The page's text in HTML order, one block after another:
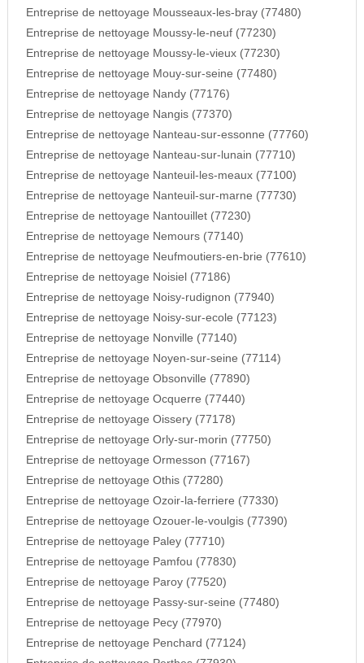
Entreprise de nettoyage Mousseaux-les-bray (77480)
Entreprise de nettoyage Moussy-le-neuf (77230)
Entreprise de nettoyage Moussy-le-vieux (77230)
Entreprise de nettoyage Mouy-sur-seine (77480)
Entreprise de nettoyage Nandy (77176)
Entreprise de nettoyage Nangis (77370)
Entreprise de nettoyage Nanteau-sur-essonne (77760)
Entreprise de nettoyage Nanteau-sur-lunain (77710)
Entreprise de nettoyage Nanteuil-les-meaux (77100)
Entreprise de nettoyage Nanteuil-sur-marne (77730)
Entreprise de nettoyage Nantouillet (77230)
Entreprise de nettoyage Nemours (77140)
Entreprise de nettoyage Neufmoutiers-en-brie (77610)
Entreprise de nettoyage Noisiel (77186)
Entreprise de nettoyage Noisy-rudignon (77940)
Entreprise de nettoyage Noisy-sur-ecole (77123)
Entreprise de nettoyage Nonville (77140)
Entreprise de nettoyage Noyen-sur-seine (77114)
Entreprise de nettoyage Obsonville (77890)
Entreprise de nettoyage Ocquerre (77440)
Entreprise de nettoyage Oissery (77178)
Entreprise de nettoyage Orly-sur-morin (77750)
Entreprise de nettoyage Ormesson (77167)
Entreprise de nettoyage Othis (77280)
Entreprise de nettoyage Ozoir-la-ferriere (77330)
Entreprise de nettoyage Ozouer-le-voulgis (77390)
Entreprise de nettoyage Paley (77710)
Entreprise de nettoyage Pamfou (77830)
Entreprise de nettoyage Paroy (77520)
Entreprise de nettoyage Passy-sur-seine (77480)
Entreprise de nettoyage Pecy (77970)
Entreprise de nettoyage Penchard (77124)